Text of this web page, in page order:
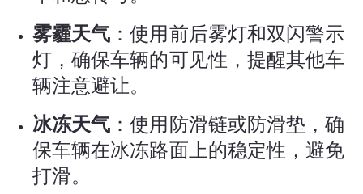
雾霾天气 ：使用前后雾灯和双闪警示
灯，确保车辆的可见性，提醒其他车
辆注意避让。
冰冻天气 ：使用防滑链或防滑垫，确
保车辆在冰冻路面上的稳定性，避免
打滑。